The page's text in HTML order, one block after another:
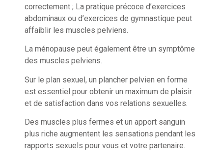
correctement ; La pratique précoce d’exercices
abdominaux ou d’exercices de gymnastique peut
affaiblir les muscles pelviens.
La ménopause peut également être un symptôme
des muscles pelviens.
Sur le plan sexuel, un plancher pelvien en forme
est essentiel pour obtenir un maximum de plaisir
et de satisfaction dans vos relations sexuelles.
Des muscles plus fermes et un apport sanguin
plus riche augmentent les sensations pendant les
rapports sexuels pour vous et votre partenaire.